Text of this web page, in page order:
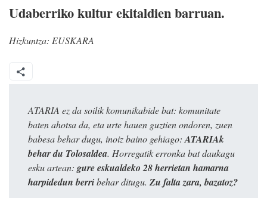
Udaberriko kultur ekitaldien barruan.
Hizkuntza: EUSKARA
ATARIA ez da soilik komunikabide bat: komunitate
baten ahotsa da, eta urte hauen guztien ondoren, zuen
babesa behar dugu, inoiz baino gehiago: ATARIAk
behar du Tolosaldea. Horregatik erronka bat daukagu
esku artean: gure eskualdeko 28 herrietan hamarna
harpidedun berribehar ditugu. Zu falta zara, bazatoz?